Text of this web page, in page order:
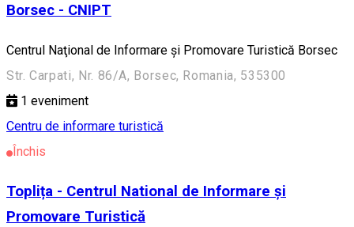
Borsec - CNIPT
Centrul Naţional de Informare şi Promovare Turistică Borsec
Str. Carpati, Nr. 86/A, Borsec, Romania, 535300
1 eveniment
Centru de informare turistică
Închis
Toplița - Centrul National de Informare și
Promovare Turistică